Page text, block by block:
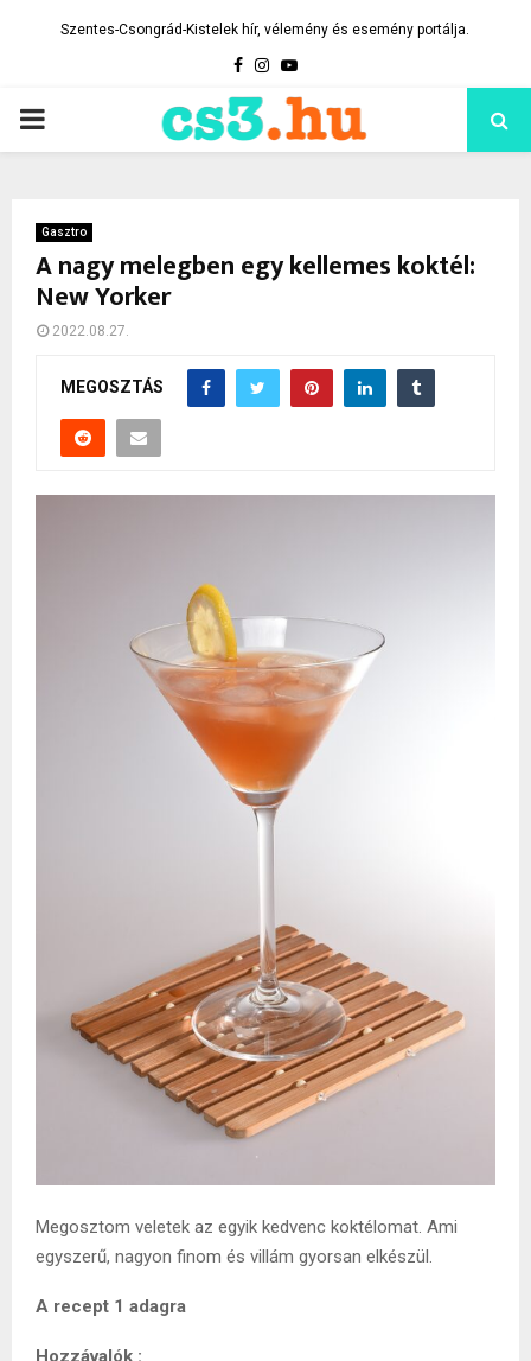
Szentes-Csongrád-Kistelek hír, vélemény és esemény portálja.
Facebook
Instagram
Youtube
PRIMARY
Gasztro
A nagy melegben egy kellemes koktél:
New Yorker
2022.08.27.
MEGOSZTÁS
Megosztom veletek az egyik kedvenc koktélomat. Ami
egyszerű, nagyon finom és villám gyorsan elkészül.
A recept 1 adagra
Hozzávalók :